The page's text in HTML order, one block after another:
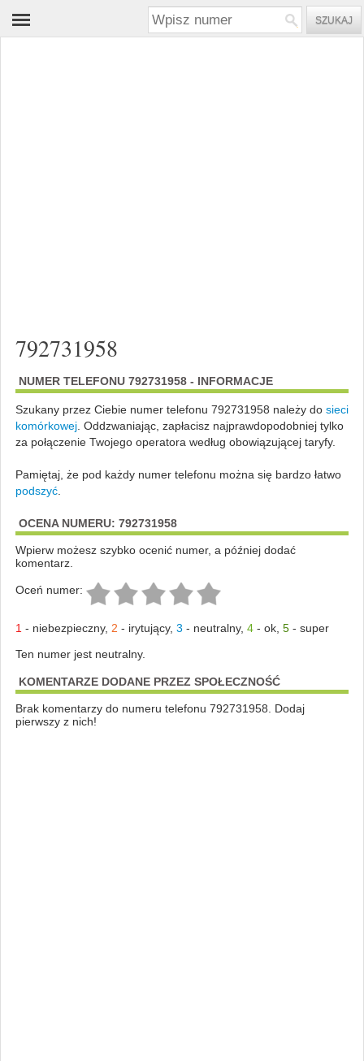
792731958
NUMER TELEFONU 792731958 - INFORMACJE
Szukany przez Ciebie numer telefonu 792731958 należy do sieci
komórkowej. Oddzwaniając, zapłacisz najprawdopodobniej tylko
za połączenie Twojego operatora według obowiązującej taryfy.
Pamiętaj, że pod każdy numer telefonu można się bardzo łatwo
podszyć.
OCENA NUMERU: 792731958
Wpierw możesz szybko ocenić numer, a później dodać
komentarz.
Oceń numer:
1 - niebezpieczny, 2 - irytujący, 3 - neutralny, 4- ok, 5- super
Ten numer jest neutralny.
KOMENTARZE DODANE PRZEZ SPOŁECZNOŚĆ
Brak komentarzy do numeru telefonu 792731958. Dodaj
pierwszy z nich!